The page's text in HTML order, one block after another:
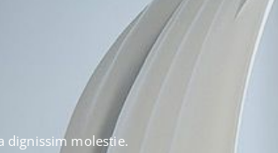
dignissim molestie.